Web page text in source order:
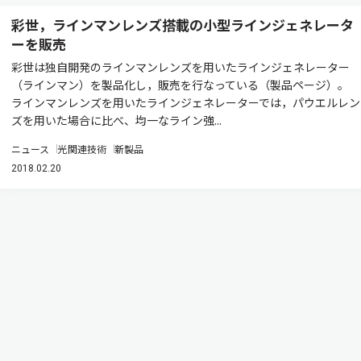
彩世，ラインマンレンズ搭載の小型ラインジェネレータ
ーを販売
彩世は独自開発のラインマンレンズを用いたラインジェネレーター
（ラインマン）を製品化し，販売を行なっている（製品ページ）。
ラインマンレンズを用いたラインジェネレーターでは，パウエルレン
ズを用いた場合に比べ、均一なライン強...
ニュース 光関連技術 新製品
2018.02.20